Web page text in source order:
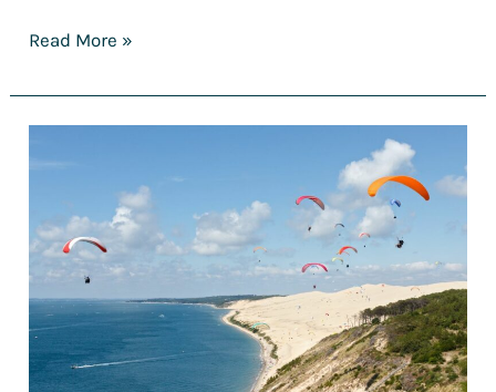
Read More »
classement
10
des
spots
touristiques
de
Nouvelle
Aquitaine